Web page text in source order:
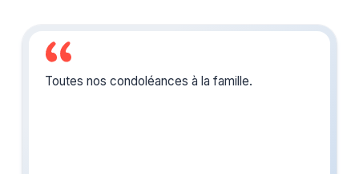
Toutes nos condoléances à la famille.